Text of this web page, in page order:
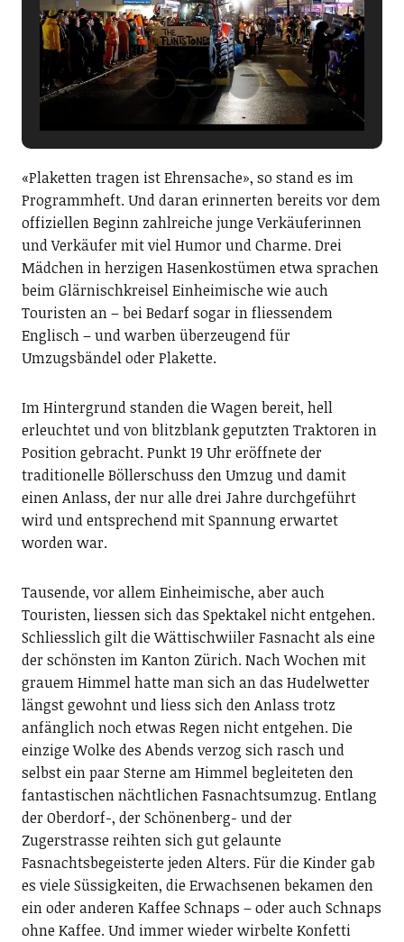
«Plaketten tragen ist Ehrensache», so stand es im
Programmheft. Und daran erinnerten bereits vor dem
offiziellen Beginn zahlreiche junge Verkäuferinnen
und Verkäufer mit viel Humor und Charme. Drei
Mädchen in herzigen Hasenkostümen etwa sprachen
beim Glärnischkreisel Einheimische wie auch
Touristen an – bei Bedarf sogar in fliessendem
Englisch – und warben überzeugend für
Umzugsbändel oder Plakette.
Im Hintergrund standen die Wagen bereit, hell
erleuchtet und von blitzblank geputzten Traktoren in
Position gebracht. Punkt 19 Uhr eröffnete der
traditionelle Böllerschuss den Umzug und damit
einen Anlass, der nur alle drei Jahre durchgeführt
wird und entsprechend mit Spannung erwartet
worden war.
Tausende, vor allem Einheimische, aber auch
Touristen, liessen sich das Spektakel nicht entgehen.
Schliesslich gilt die Wättischwiiler Fasnacht als eine
der schönsten im Kanton Zürich. Nach Wochen mit
grauem Himmel hatte man sich an das Hudelwetter
längst gewohnt und liess sich den Anlass trotz
anfänglich noch etwas Regen nicht entgehen. Die
einzige Wolke des Abends verzog sich rasch und
selbst ein paar Sterne am Himmel begleiteten den
fantastischen nächtlichen Fasnachtsumzug. Entlang
der Oberdorf-, der Schönenberg- und der
Zugerstrasse reihten sich gut gelaunte
Fasnachtsbegeisterte jeden Alters. Für die Kinder gab
es viele Süssigkeiten, die Erwachsenen bekamen den
ein oder anderen Kaffee Schnaps – oder auch Schnaps
ohne Kaffee. Und immer wieder wirbelte Konfetti